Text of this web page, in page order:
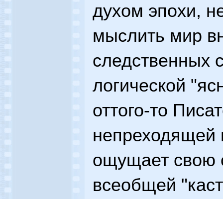
духом эпохи,
мыслить мир
следственных
логической
оттого-то
непреходящей
ощущает свою
всеобщей